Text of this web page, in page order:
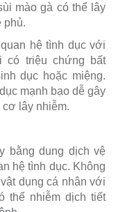
mào gà có thể lây
phủ.
hệ tình dục với
có triệu chứng bất
dục hoặc miệng.
mạnh bạo dễ gây
lây nhiễm.
bằng dung dịch vệ
hệ tình dục. Không
dụng cá nhân với
thể nhiễm dịch tiết